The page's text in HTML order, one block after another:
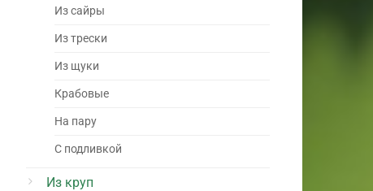
Из сайры
Из трески
Из щуки
Крабовые
На пару
С подливкой
Из круп